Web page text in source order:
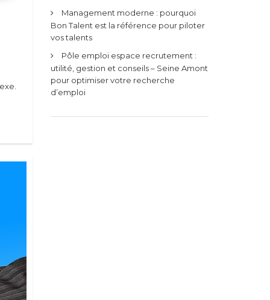
Management moderne : pourquoi
Bon Talent est la référence pour piloter
vos talents
Pôle emploi espace recrutement :
utilité, gestion et conseils – Seine Amont
pour optimiser votre recherche
d’emploi